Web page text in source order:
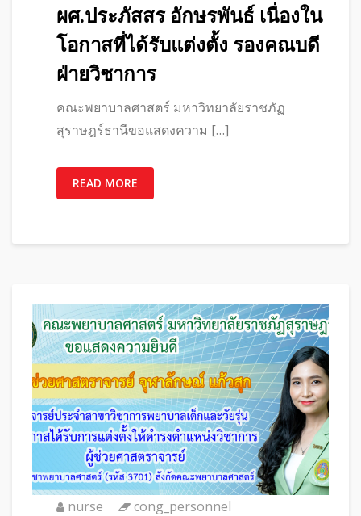
ผศ.ประภัสสร อักษรพันธ์ เนื่องใน
โอกาสที่ได้รับแต่งตั้ง รองคณบดี
ฝ่ายวิชาการ
คณะพยาบาลศาสตร์ มหาวิทยาลัยราชภัฏ
สุราษฎร์ธานีขอแสดงความ […]
READ MORE
nurse cong_personnel